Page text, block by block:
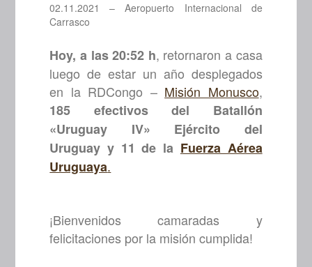
02.11.2021 – Aeropuerto Internacional de
Carrasco
Hoy, a las 20:52 h, retornaron a casa
luego de estar un año desplegados
en la RDCongo – Misión Monusco,
185 efectivos del Batallón
«Uruguay IV» Ejército del
Uruguay y 11 de la Fuerza Aérea
Uruguaya.
¡Bienvenidos camaradas y
felicitaciones por la misión cumplida!